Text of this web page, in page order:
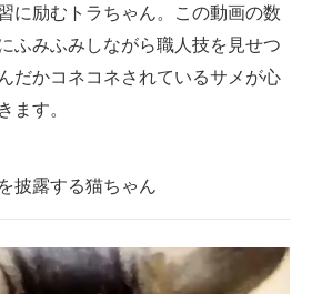
に励むトラちゃん。この動画の数
ふみふみしながら職人技を見せつ
だかコネコネされているサメが心
ます。
披露する猫ちゃん